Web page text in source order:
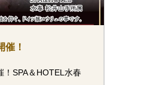
催！
！SPA＆HOTEL水春